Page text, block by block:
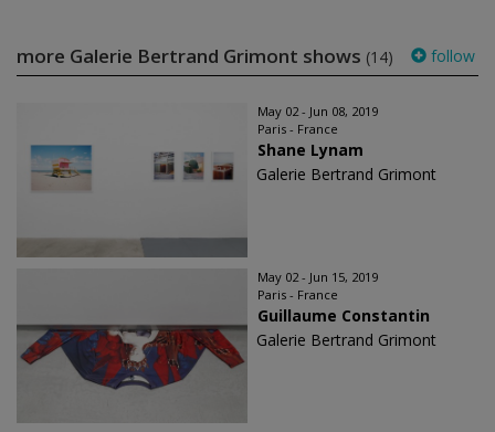
more Galerie Bertrand Grimont shows (14) follow
May 02 - Jun 08, 2019
Paris - France
Shane Lynam
Galerie Bertrand Grimont
May 02 - Jun 15, 2019
Paris - France
Guillaume Constantin
Galerie Bertrand Grimont